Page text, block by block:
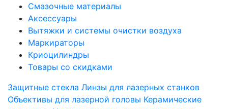
Смазочные материалы
Аксессуары
Вытяжки и системы очистки воздуха
Маркираторы
Криоцилиндры
Товары со скидками
Защитные стекла Линзы для лазерных станков
Объективы для лазерной головы Керамические